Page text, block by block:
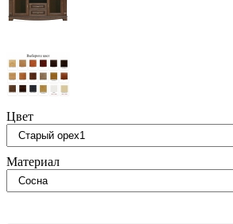
Цвет
Материал